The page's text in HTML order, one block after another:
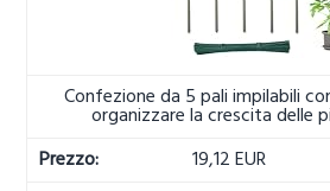
Confezione da 5 pali impilabili
organizzare la crescita delle
19,12 EUR